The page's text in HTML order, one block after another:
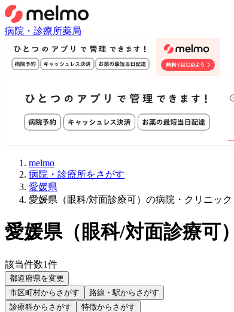
病院・診療所薬局
melmo
病院・診療所をさがす
愛媛県
愛媛県（眼科/対面診療可）の病院・クリニック
愛媛県（ 眼科/対面診療可）
該当件数1件
都道府県を変更
市区町村からさがす 路線・駅からさがす
診療科からさがす
特徴からさがす